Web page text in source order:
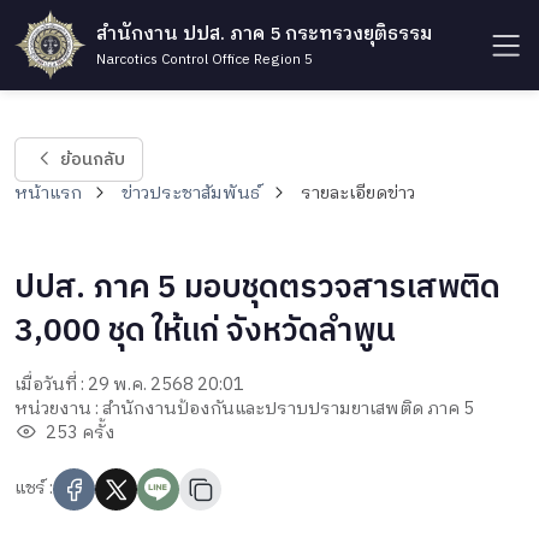
สำนักงาน ปปส. ภาค 5 กระทรวงยุติธรรม
Narcotics Control Office Region 5
ย้อนกลับ
หน้าแรก ข่าวประชาสัมพันธ์ รายละเอียดข่าว
ปปส. ภาค 5 มอบชุดตรวจสารเสพติด
3,000 ชุด ให้แก่ จังหวัดลำพูน
เมื่อวันที่ : 29 พ.ค. 2568 20:01
หน่วยงาน : สำนักงานป้องกันและปราบปรามยาเสพติด ภาค 5
253 ครั้ง
แชร์ :